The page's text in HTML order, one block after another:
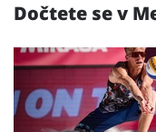
Dočtete se v